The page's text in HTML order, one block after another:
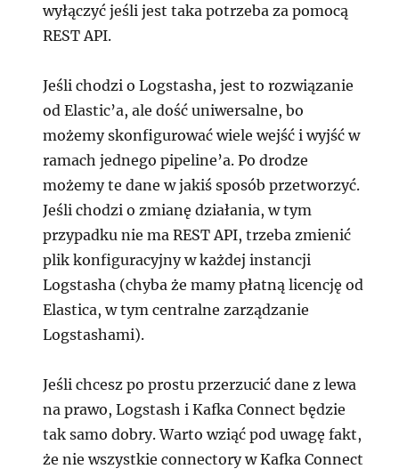
wyłączyć jeśli jest taka potrzeba za pomocą
REST API.
Jeśli chodzi o Logstasha, jest to rozwiązanie
od Elastic’a, ale dość uniwersalne, bo
możemy skonfigurować wiele wejść i wyjść w
ramach jednego pipeline’a. Po drodze
możemy te dane w jakiś sposób przetworzyć.
Jeśli chodzi o zmianę działania, w tym
przypadku nie ma REST API, trzeba zmienić
plik konfiguracyjny w każdej instancji
Logstasha (chyba że mamy płatną licencję od
Elastica, w tym centralne zarządzanie
Logstashami).
Jeśli chcesz po prostu przerzucić dane z lewa
na prawo, Logstash i Kafka Connect będzie
tak samo dobry. Warto wziąć pod uwagę fakt,
że nie wszystkie connectory w Kafka Connect